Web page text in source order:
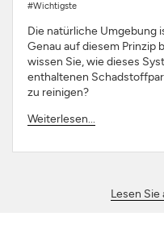
#Wichtigste
Die natürliche Umgebung
Genau auf diesem Prinzip
wissen Sie, wie dieses
enthaltenen
zu reinigen?
Weiterlesen...
Lesen Sie